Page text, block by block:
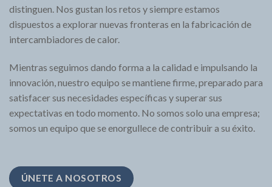
distinguen. Nos gustan los retos y siempre estamos
dispuestos a explorar nuevas fronteras en la fabricación de
intercambiadores de calor.
Mientras seguimos dando forma a la calidad e impulsando la
innovación, nuestro equipo se mantiene firme, preparado para
satisfacer sus necesidades específicas y superar sus
expectativas en todo momento. No somos solo una empresa;
somos un equipo que se enorgullece de contribuir a su éxito.
ÚNETE A NOSOTROS